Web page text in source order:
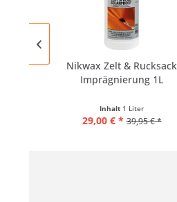
Nikwax Zelt & Rucksack
Imprägnierung 1L
Inhalt 1 Liter
29,00 € * 39,95 € *